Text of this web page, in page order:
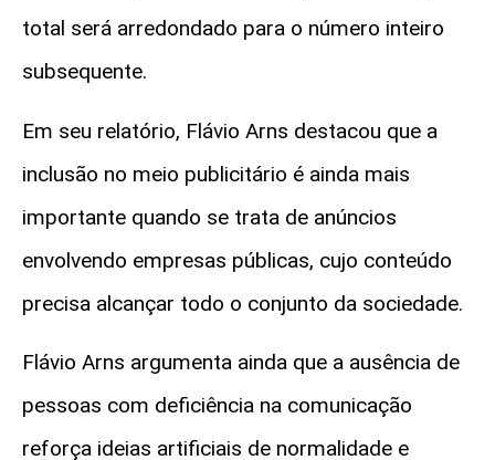
total será arredondado para o número inteiro
subsequente.
Em seu relatório, Flávio Arns destacou que a
inclusão no meio publicitário é ainda mais
importante quando se trata de anúncios
envolvendo empresas públicas, cujo conteúdo
precisa alcançar todo o conjunto da sociedade.
Flávio Arns argumenta ainda que a ausência de
pessoas com deficiência na comunicação
reforça ideias artificiais de normalidade e